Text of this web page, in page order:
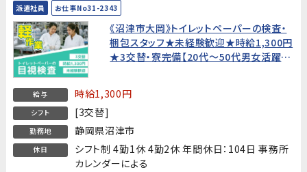
派遣社員 お仕事No31-2343
《沼津市大岡》トイレットペーパーの検査・
梱包スタッフ★未経験歓迎★時給1,300円
★3交替・寮完備【20代〜50代男女活躍
給与 時給1,300円
シフト [3交替]
勤務地 静岡県沼津市
休日
シフト制 4勤1休 4勤2休 年間休日：104日 事務所
カレンダーによる